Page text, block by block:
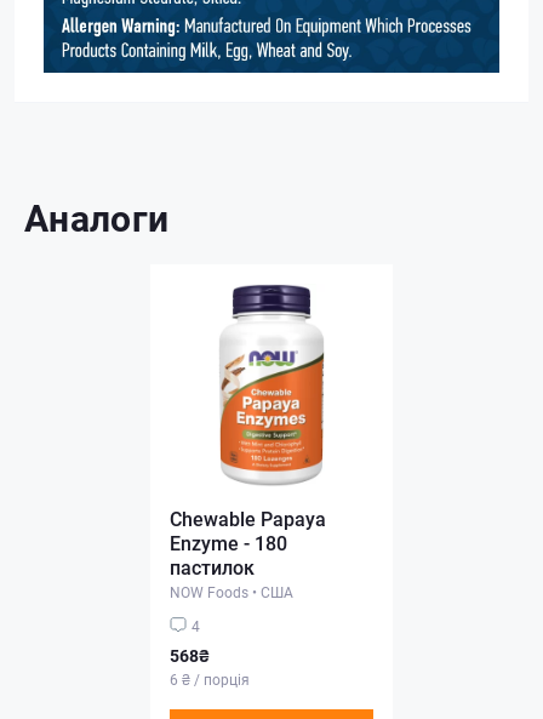
Аналоги
Chewable Papaya
Enzyme - 180
пастилок
NOW Foods • США
4
568₴
6 ₴ / порція